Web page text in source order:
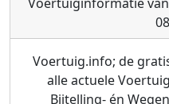
Voertuig.info; de
alle actuele
Bijtelling- én